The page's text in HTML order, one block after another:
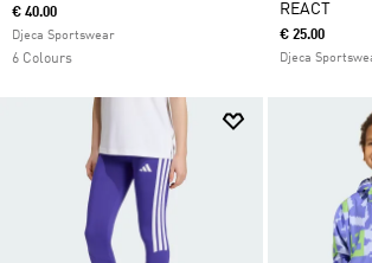
€ 40.00
Djeca Sportswear
6 Colours
REACT
€ 25.00
Djeca